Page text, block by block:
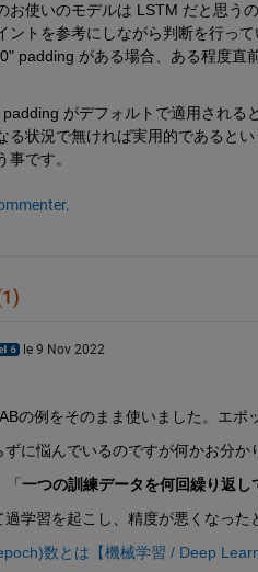
お使いのモデルは LSTM だと思う
ントを参考にしながら判断を行っ
padding がある場合、ある程度直
がデフォルトで適用される
る状況で無ければ実用的であると
事です。
le 9 Nov 2022
の例をそのまま使いました。エポ
らずに悩んでいるのですが何かお分か
一つの訓練データを何回繰り返し
過学習を起こし、精度が悪くなった
数とは【機械学習 / Deep